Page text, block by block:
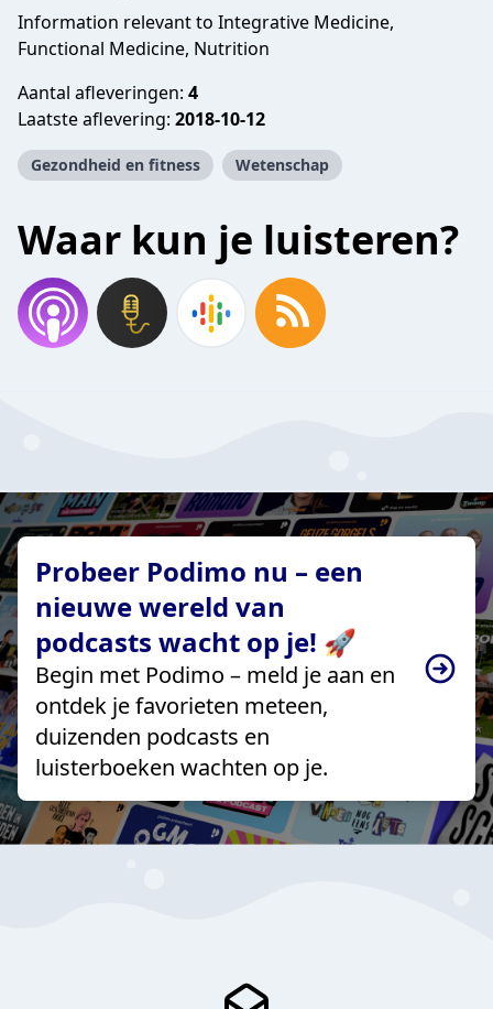
Information relevant to Integrative Medicine,
Functional Medicine, Nutrition
Aantal afleveringen: 4
Laatste aflevering: 2018-10-12
Gezondheid en fitness Wetenschap
Waar kun je luisteren?
Probeer Podimo nu – een
nieuwe wereld van
podcasts wacht op je! 🚀
Begin met Podimo – meld je aan en
ontdek je favorieten meteen,
duizenden podcasts en
luisterboeken wachten op je.